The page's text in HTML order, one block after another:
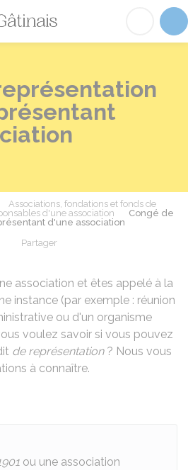
Fréville-du-
Associations, fondations et fonds de
d'une association
Congé de
d'une association
Partager
association et êtes appelé à la
instance (par exemple : réunion
ou d'un organisme
voulez savoir si vous pouvez
de représentation? Nous vous
à connaître.
ou une association